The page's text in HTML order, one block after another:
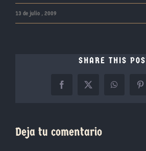
13 de julio , 2009
SHARE THIS
Facebook
X WhatsApp
Deja tu comentario